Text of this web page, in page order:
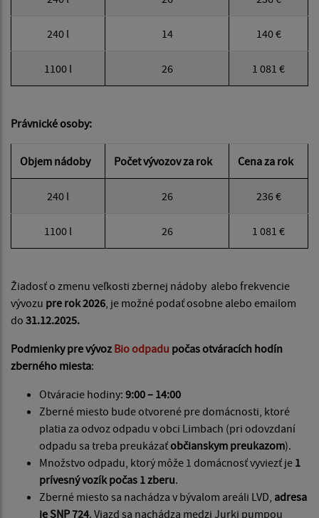
240 l 14 140 €
1100 l 26 1 081 €
Právnické osoby:
Objem nádoby Počet vývozov za rok Cena za rok
240 l 26 236 €
1100 l 26 1 081 €
Žiadosť o zmenu veľkosti zbernej nádoby alebo frekvencie
vývozu pre rok 2026 , je možné podať osobne alebo emailom
do 31.12.2025.
Podmienky pre vývoz Bio odpadu počas otváracích hodín
zberného miesta:
Otváracie hodiny: 9:00 – 14:00
Zberné miesto bude otvorené pre domácnosti, ktoré
platia za odvoz odpadu v obci Limbach (pri odovzdaní
odpadu sa treba preukázaťobčianskym preukazom).
Množstvo odpadu, ktorý môže 1 domácnosť vyviezť je 1
prívesný vozík počas 1 zberu.
Zberné miesto sa nachádza v bývalom areáli LVD, adresa
je SNP 724. Vjazd sa nachádza medzi Jurki pumpou